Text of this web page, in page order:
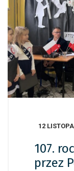
12
107.
przez